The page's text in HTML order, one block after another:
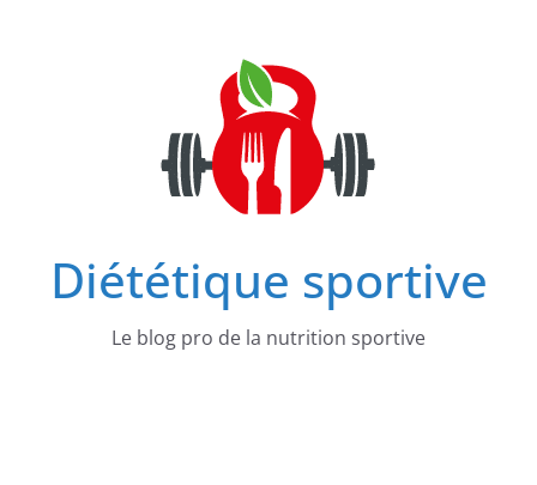
Diététique sportive
Le blog pro de la nutrition sportive